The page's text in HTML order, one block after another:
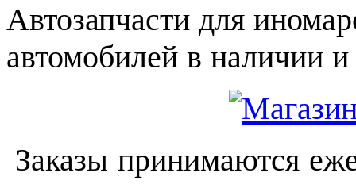
Автозапчасти для
автомобилей в наличии и
Заказы принимаются